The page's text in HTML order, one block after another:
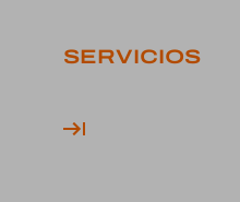
SERVICIOS